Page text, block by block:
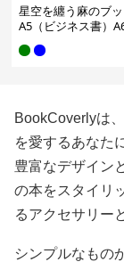
星空を纏う麻のブ
A5（ビジネス書）
BookCoverlyは
を愛するあなた
豊富なデザイン
の本をスタイリ
るアクセサリー
シンプルなもの